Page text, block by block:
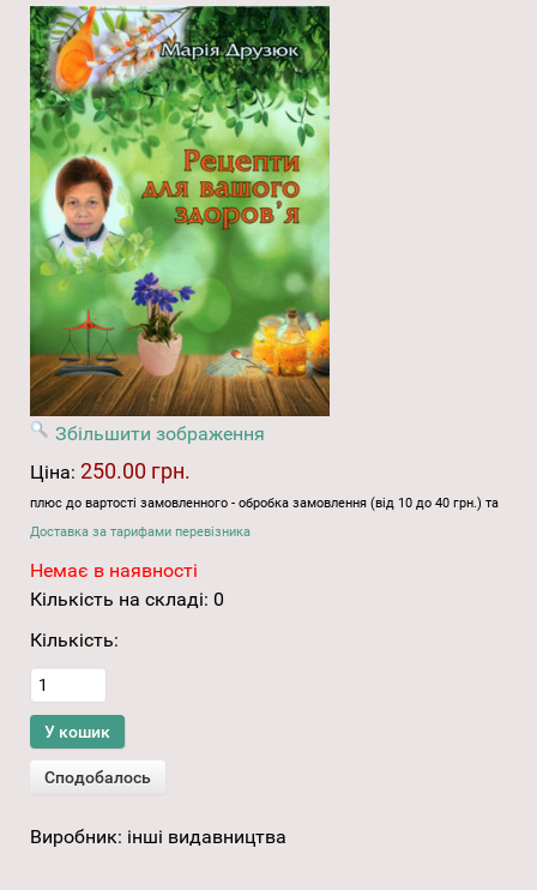
Збільшити зображення
Ціна: 250.00 грн.
плюс до вартості замовленного - обробка замовлення (від 10 до 40 грн.) та
Доставка за тарифами перевізника
Немає в наявності
Кількість на складі: 0
Кількість:
Виробник: інші видавництва